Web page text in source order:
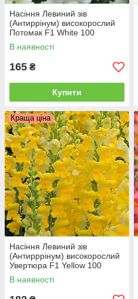
Насіння Левиний зів
(Антиррінум) високорослий
Потомак F1 White 100
насінин Pan American
В наявності
165 ₴
Купити
Краща ціна
Насіння Левиний зів
(Антирррінум) високорослий
Увертюра F1 Yellow 100
насінин Syngenta
В наявності